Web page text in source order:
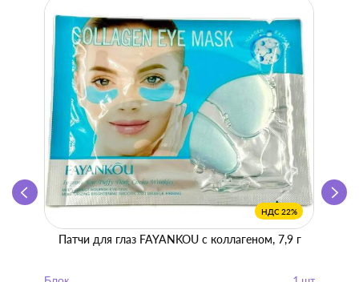
НДС 22%
Патчи для глаз FAYANKOU с коллагеном, 7,9 г